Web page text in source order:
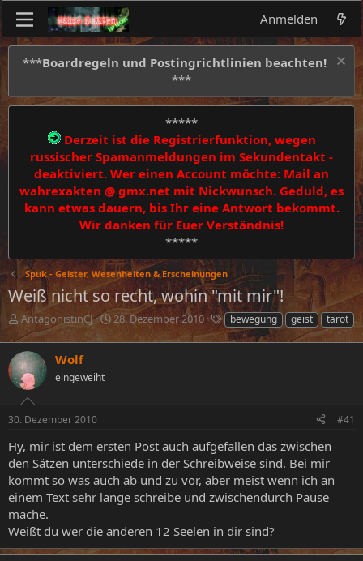
Anmelden
***Boardregeln und Postingrichtlinien beachten!
***
*****
Derzeit ist die Registrierfunktion, wegen
russischer Spamanmeldungen im Sekundentakt -
deaktiviert. Wer einen Account möchte: Mail an
wahrexakten @ gmx.net mit Nickwunsch. Geduld, es
kann etwas dauern, bis Ihr eine Antwort bekommt.
Wir danken für Euer Verständnis!
*****
Spuk - Geister, Wesenheiten & Erscheinungen
Weiß nicht so recht, wohin "mit mir"!
E
s
t
e
l
l
e
AntagonistinCJ
E
s
l
m
28. Dezember 2010
S
c
h
w
t
e
bewegung geist tarot
Wolf
eingeweiht
30. Dezember 2010 #41
Hy, mir ist dem ersten Post auch aufgefallen das zwischen
den Sätzen unterschiede in der Schreibweise sind. Bei mir
kommt so was auch ab und zu vor, aber meist wenn ich an
einem Text sehr lange schreibe und zwischendurch Pause
mache.
Weißt du wer die anderen 12 Seelen in dir sind?